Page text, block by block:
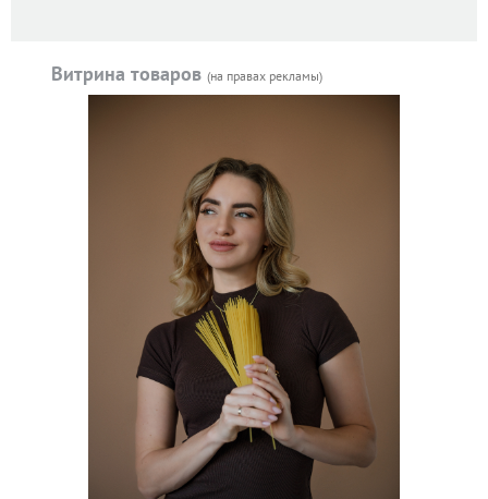
Витрина товаров (на правах рекламы)